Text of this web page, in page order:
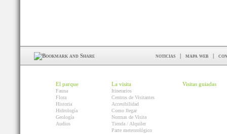
noticias mapa web
El parque
Fauna
Flora
Historia
Hidrología
Geología
Audios
La visita
Itinerarios
Centros de Visitantes
Accesibilidad
Como llegar
Normas de Visita
Tienda / Alquiler
Parte meteorológico
Visitas guiadas